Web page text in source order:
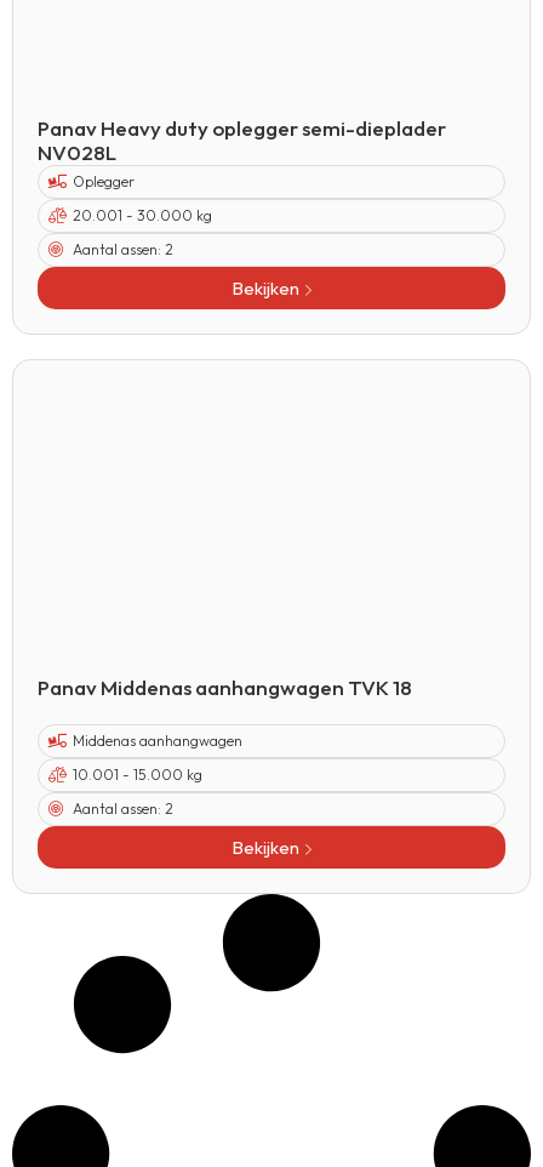
Panav Heavy duty oplegger semi-dieplader
NV028L
Oplegger
20.001 - 30.000 kg
Aantal assen: 2
Bekijken
Panav Middenas aanhangwagen TVK 18
Middenas aanhangwagen
10.001 - 15.000 kg
Aantal assen: 2
Bekijken